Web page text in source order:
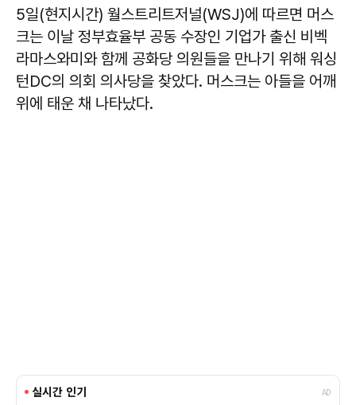
5일(현지시간) 월스트리트저널(WSJ)에 따르면 머스
크는 이날 정부효율부 공동 수장인 기업가 출신 비벡
라마스와미와 함께 공화당 의원들을 만나기 위해 워싱
턴DC의 의회 의사당을 찾았다. 머스크는 아들을 어깨
위에 태운 채 나타났다.